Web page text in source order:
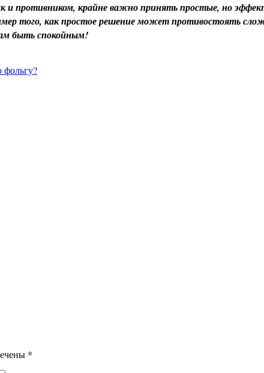
и противником, крайне важно принять простые, но
того, как простое решение может противостоять
быть спокойным!
*